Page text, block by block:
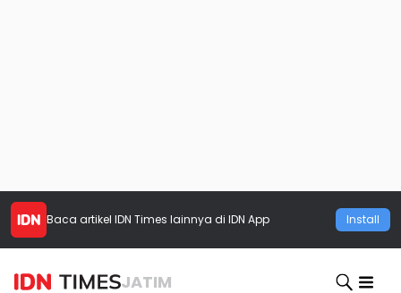
Baca artikel IDN Times lainnya di IDN App Install
JATIM